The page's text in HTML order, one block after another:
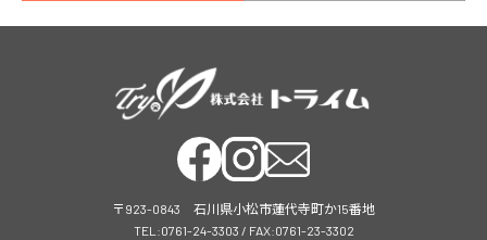
〒923-0843 石川県小松市蓮代寺町か15番地
TEL:0761-24-3303 / FAX:0761-23-3302